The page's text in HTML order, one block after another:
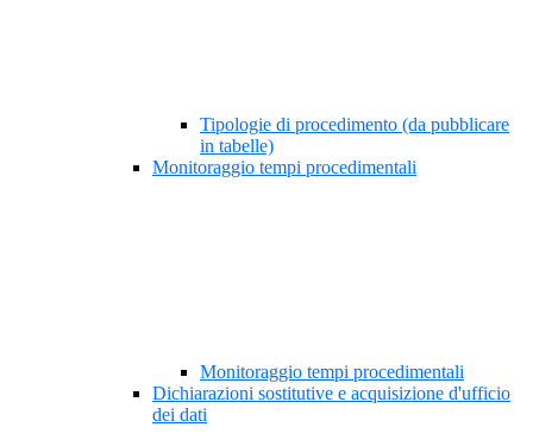
Tipologie di procedimento (da pubblicare
in tabelle)
Monitoraggio tempi procedimentali
Monitoraggio tempi procedimentali
Dichiarazioni sostitutive e acquisizione d'ufficio
dei dati